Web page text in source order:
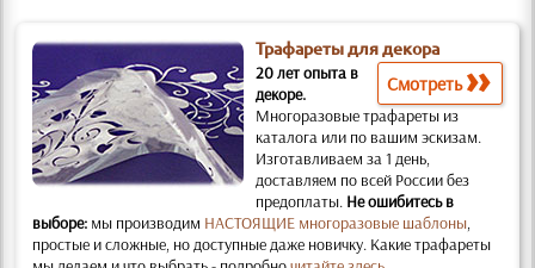
Трафареты для декора
Смотреть
20 лет опыта в
декоре.
Многоразовые трафареты из
каталога или по вашим эскизам.
Изготавливаем за 1 день,
доставляем по всей России без
предоплаты. Не ошибитесь в
выборе: мы производим НАСТОЯЩИЕ многоразовые шаблоны,
простые и слож­ные, но доступные даже новичку. Какие трафареты